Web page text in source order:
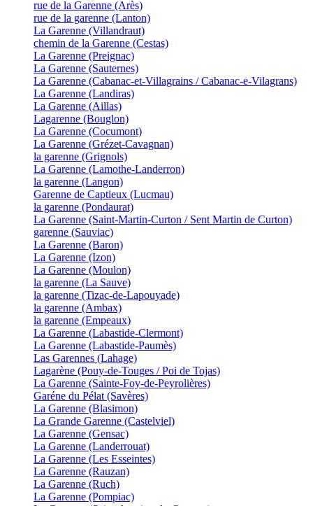
rue de la Garenne (Arès)
rue de la garenne (Lanton)
La Garenne (Villandraut)
chemin de la Garenne (Cestas)
La Garenne (Preignac)
La Garenne (Sauternes)
La Garenne (Cabanac-et-Villagrains / Cabanac-e-Vilagrans)
La Garenne (Landiras)
La Garenne (Aillas)
Lagarenne (Bouglon)
La Garenne (Cocumont)
La Garenne (Grézet-Cavagnan)
la garenne (Grignols)
La Garenne (Lamothe-Landerron)
la garenne (Langon)
Garenne de Captieux (Lucmau)
la garenne (Pondaurat)
La Garenne (Saint-Martin-Curton / Sent Martin de Curton)
garenne (Sauviac)
La Garenne (Baron)
La Garenne (Izon)
La Garenne (Moulon)
la garenne (La Sauve)
la garenne (Tizac-de-Lapouyade)
la garenne (Ambax)
la garenne (Empeaux)
La Garenne (Labastide-Clermont)
La Garenne (Labastide-Paumès)
Las Garennes (Lahage)
Lagarène (Pouy-de-Touges / Poi de Tojas)
La Garenne (Sainte-Foy-de-Peyrolières)
Garéne du Pélat (Savères)
La Garenne (Blasimon)
La Grande Garenne (Castelviel)
La Garenne (Gensac)
La Garenne (Landerrouat)
La Garenne (Les Esseintes)
La Garenne (Rauzan)
La Garenne (Ruch)
La Garenne (Pompiac)